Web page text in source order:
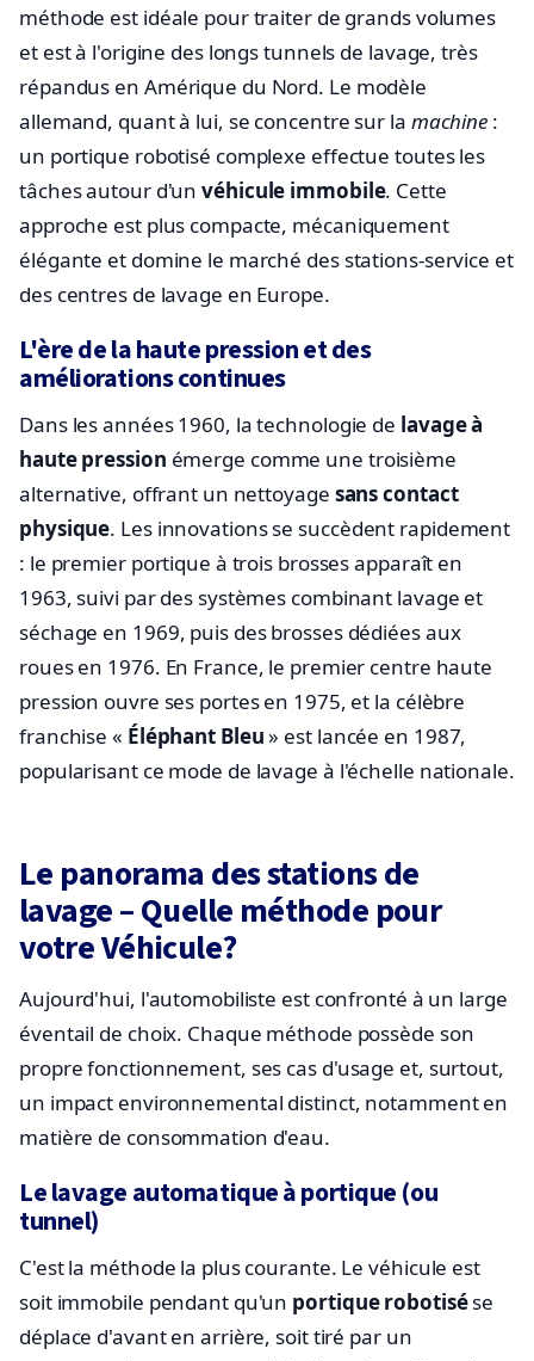
méthode est idéale pour traiter de grands volumes
et est à l'origine des longs tunnels de lavage, très
répandus en Amérique du Nord. Le modèle
allemand, quant à lui, se concentre sur la machine :
un portique robotisé complexe effectue toutes les
tâches autour d'unvéhicule immobile. Cette
approche est plus compacte, mécaniquement
élégante et domine le marché des stations-service et
des centres de lavage en Europe.
L'ère de la haute pression et des
améliorations continues
Dans les années 1960, la technologie de lavage à
haute pression émerge comme une troisième
alternative, offrant un nettoyage sans contact
physique. Les innovations se succèdent rapidement
: le premier portique à trois brosses apparaît en
1963, suivi par des systèmes combinant lavage et
séchage en 1969, puis des brosses dédiées aux
roues en 1976. En France, le premier centre haute
pression ouvre ses portes en 1975, et la célèbre
franchise « Éléphant Bleu» est lancée en 1987,
popularisant ce mode de lavage à l'échelle nationale.
Le panorama des stations de
lavage – Quelle méthode pour
votre Véhicule?
Aujourd'hui, l'automobiliste est confronté à un large
éventail de choix. Chaque méthode possède son
propre fonctionnement, ses cas d'usage et, surtout,
un impact environnemental distinct, notamment en
matière de consommation d'eau.
Le lavage automatique à portique (ou
tunnel)
C'est la méthode la plus courante. Le véhicule est
soit immobile pendant qu'un portique robotisése
déplace d'avant en arrière, soit tiré par un